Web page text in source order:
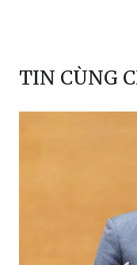
TIN CÙNG